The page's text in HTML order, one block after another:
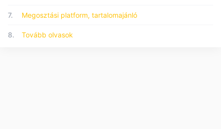
7. Megosztási platform, tartalomajánló
8. Tovább olvasok